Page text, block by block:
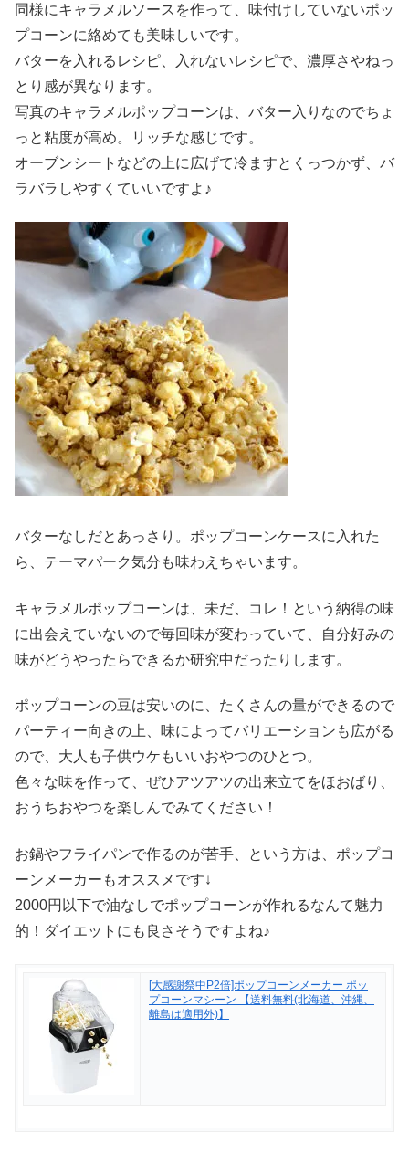
同様にキャラメルソースを作って、味付けしていないポッ
プコーンに絡めても美味しいです。
バターを入れるレシピ、入れないレシピで、濃厚さやねっ
とり感が異なります。
写真のキャラメルポップコーンは、バター入りなのでちょ
っと粘度が高め。リッチな感じです。
オーブンシートなどの上に広げて冷ますとくっつかず、バ
ラバラしやすくていいですよ♪
バターなしだとあっさり。ポップコーンケースに入れた
ら、テーマパーク気分も味わえちゃいます。
キャラメルポップコーンは、未だ、コレ！という納得の味
に出会えていないので毎回味が変わっていて、自分好みの
味がどうやったらできるか研究中だったりします。
ポップコーンの豆は安いのに、たくさんの量ができるので
パーティー向きの上、味によってバリエーションも広がる
ので、大人も子供ウケもいいおやつのひとつ。
色々な味を作って、ぜひアツアツの出来立てをほおばり、
おうちおやつを楽しんでみてください！
お鍋やフライパンで作るのが苦手、という方は、ポップコ
ーンメーカーもオススメです↓
2000円以下で油なしでポップコーンが作れるなんて魅力
的！ダイエットにも良さそうですよね♪
[大感謝祭中P2倍]ポップコーンメーカー ポッ
プコーンマシーン 【送料無料(北海道、沖縄、
離島は適用外)】